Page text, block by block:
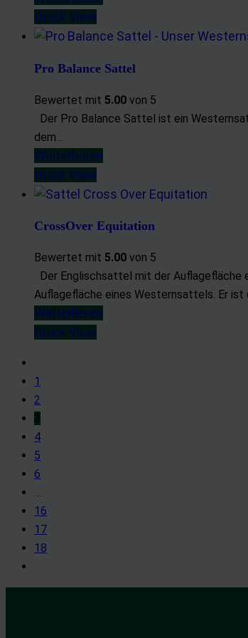
Quick View
Pro Balance Sattel
Bewertet mit 5.00 von 5
Der Pro Balance Sattel ist ein
dem...
Weiterlesen
Quick View
CrossOver Equitation
Bewertet mit 5.00 von 5
Der Englischsattel mit der
Auflagefläche eines Westernsattels. Er ist
Weiterlesen
Quick View
1
2
4
5
6
…
16
17
18